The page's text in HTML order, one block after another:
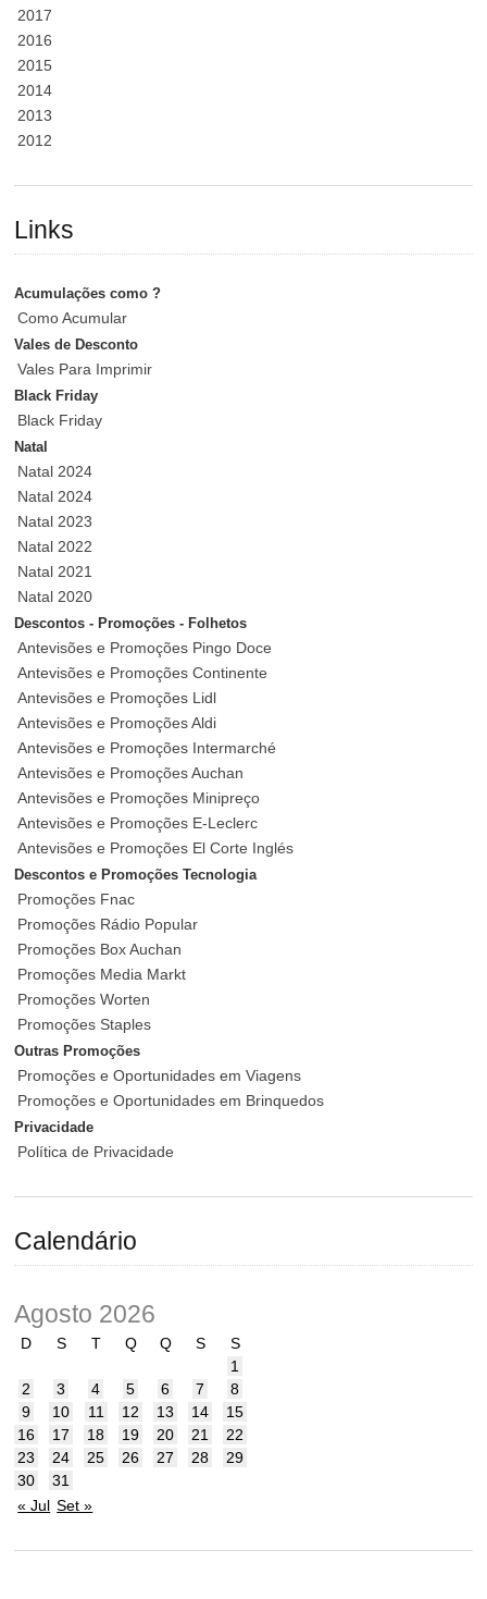
2017
2016
2015
2014
2013
2012
Links
Acumulações como ?
Como Acumular
Vales de Desconto
Vales Para Imprimir
Black Friday
Black Friday
Natal
Natal 2024
Natal 2024
Natal 2023
Natal 2022
Natal 2021
Natal 2020
Descontos - Promoções - Folhetos
Antevisões e Promoções Pingo Doce
Antevisões e Promoções Continente
Antevisões e Promoções Lidl
Antevisões e Promoções Aldi
Antevisões e Promoções Intermarché
Antevisões e Promoções Auchan
Antevisões e Promoções Minipreço
Antevisões e Promoções E-Leclerc
Antevisões e Promoções El Corte Inglés
Descontos e Promoções Tecnologia
Promoções Fnac
Promoções Rádio Popular
Promoções Box Auchan
Promoções Media Markt
Promoções Worten
Promoções Staples
Outras Promoções
Promoções e Oportunidades em Viagens
Promoções e Oportunidades em Brinquedos
Privacidade
Política de Privacidade
Calendário
Agosto 2026
D S T Q Q S
S
1
2
3 4 5 6 7
8
9
10 11 12 13 14
15
16
17 18 19 20 21
22
23
24 25 26 27 28
29
30
31
« Jul Set »